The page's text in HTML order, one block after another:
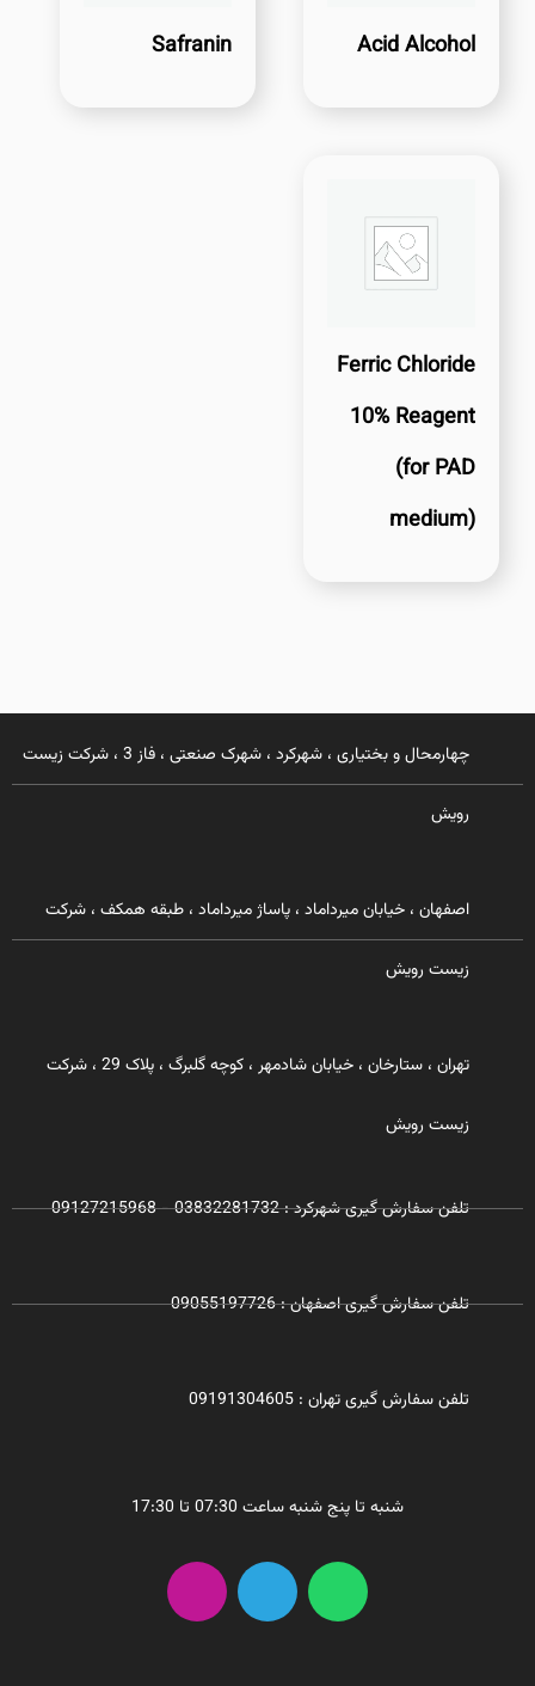
Acid Alcohol
Safranin
Ferric Chloride
10% Reagent
(for PAD
medium)
چهارمحال و بختیاری ، شهرکرد ، شهرک صنعتی ، فاز 3 ، شرکت زیست
رویش
اصفهان ، خیابان میرداماد ، پاساژ میرداماد ، طبقه همکف ، شرکت
زیست رویش
تهران ، ستارخان ، خیابان شادمهر ، کوچه گلبرگ ، پلاک 29 ، شرکت
زیست رویش
تلفن سفارش گیری شهرکرد : 03832281732 - 09127215968
تلفن سفارش گیری اصفهان : 09055197726
تلفن سفارش گیری تهران : 09191304605
شنبه تا پنج شنبه ساعت 07:30 تا 17:30
W
h
a
T
l
I
n
s